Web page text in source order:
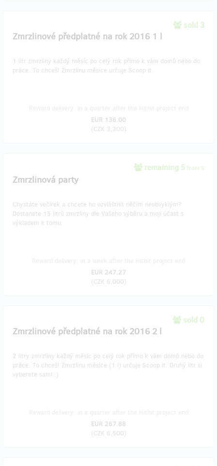
sold 3
Zmrzlinové předplatné na rok 2016 1 l
1 litr zmrzliny každý měsíc po celý rok přímo k vám domů nebo do
práce. To chceš! Zmrzlinu měsíce určuje Scoop it.
EUR 136.00
(CZK 3,300)
remaining 5 from 5
Zmrzlinová party
Chystáte večírek a chcete ho ozvláštnit něčím neobvyklým?
Dostanete 15 litrů zmrzliny dle Vašeho výběru a mojí účast s
výkladem k tomu.
EUR 247.27
(CZK 6,000)
sold 0
Zmrzlinové předplatné na rok 2016 2 l
2 litry zmrzliny každý měsíc po celý rok přímo k vám domů nebo do
práce. To chceš! Zmrzlinu měsíce (1 l) určuje Scoop it. Druhý litr si
vyberete sami :)
EUR 267.88
(CZK 6,500)